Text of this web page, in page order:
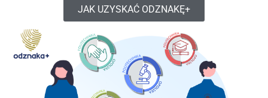
JAK UZYSKAĆ ODZNAKĘ+